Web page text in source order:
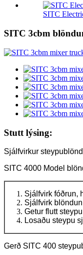
SITC
SITC 3cbm
Stutt lýsing:
Sjálfvirkur
SITC 4000 Model
Sjálfvirk fóðrun,
Sjálfvirk
Getur flutt steypu
Losaðu steypu
Gerð SITC 400